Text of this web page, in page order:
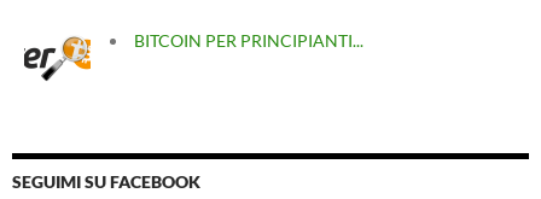
BITCOIN PER PRINCIPIANTI...
SEGUIMI SU FACEBOOK